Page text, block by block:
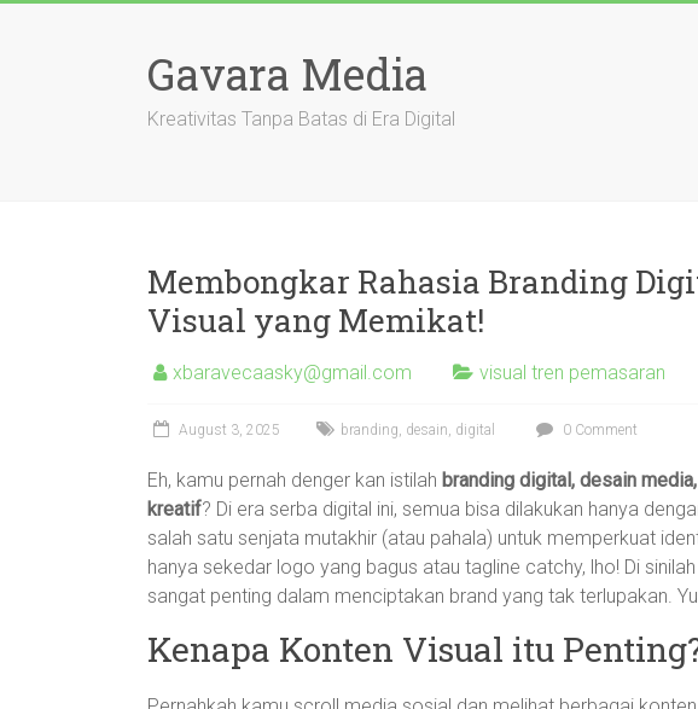
Gavara Media
Kreativitas Tanpa Batas di Era Digital
Membongkar Rahasia Branding
Visual yang Memikat!
xbaravecaasky@gmail.com visual tren pemasaran
August 3, 2025 branding, desain, digital 0 Comment
Eh, kamu pernah denger kan istilah branding digital, desain
kreatif? Di era serba digital ini, semua bisa dilakukan hanya
salah satu senjata mutakhir (atau pahala) untuk memperkuat
hanya sekedar logo yang bagus atau tagline catchy, lho! Di
sangat penting dalam menciptakan brand yang tak terlupakan.
Kenapa Konten Visual itu